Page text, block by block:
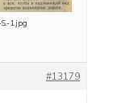
1.jpg
#13179